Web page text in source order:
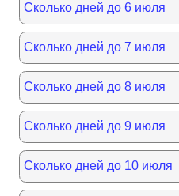
Сколько дней до 6 июля
Сколько дней до 7 июля
Сколько дней до 8 июля
Сколько дней до 9 июля
Сколько дней до 10 июля